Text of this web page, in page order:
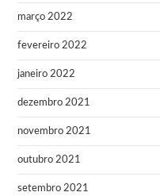
março 2022
fevereiro 2022
janeiro 2022
dezembro 2021
novembro 2021
outubro 2021
setembro 2021